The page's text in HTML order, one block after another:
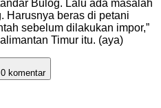
Bulog. Lalu ada masalah
Harusnya beras di petani
sebelum dilakukan impor,”
Timur itu. (aya)
0 komentar